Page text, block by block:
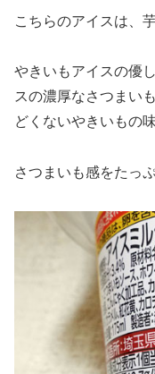
こちらのアイスは、
やきいもアイスの優
スの濃厚なさつまい
どくないやきいもの
さつまいも感をたっ